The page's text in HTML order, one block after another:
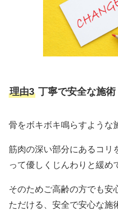
理由3丁寧で安全な施術
骨をボキボキ鳴らすような
筋肉の深い部分にあるコリ
って優しくじんわりと緩め
そのためご高齢の方でも安
ただける、安全で安心な施